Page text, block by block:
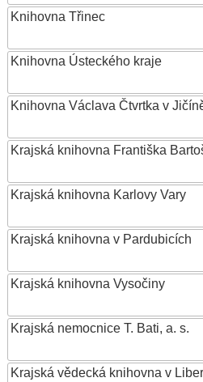
Knihovna Třinec
Knihovna Ústeckého kraje
Knihovna Václava Čtvrtka v
Krajská knihovna Františka
Krajská knihovna Karlovy Vary
Krajská knihovna v Pardubicích
Krajská knihovna Vysočiny
Krajská nemocnice T. Bati, a. s.
Krajská vědecká knihovna v